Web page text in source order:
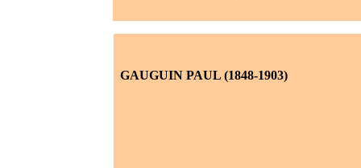
GAUGUIN PAUL (1848-1903)